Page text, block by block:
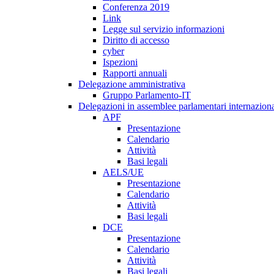
Conferenza 2019
Link
Legge sul servizio informazioni
Diritto di accesso
cyber
Ispezioni
Rapporti annuali
Delegazione amministrativa
Gruppo Parlamento-IT
Delegazioni in assemblee parlamentari
APF
Presentazione
Calendario
Attività
Basi legali
AELS/UE
Presentazione
Calendario
Attività
Basi legali
DCE
Presentazione
Calendario
Attività
Basi legali